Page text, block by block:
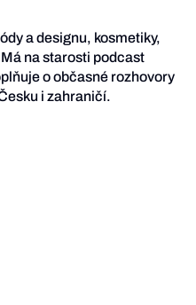
a designu, kosmetiky,
na starosti podcast
o občasné rozhovory
i zahraničí.